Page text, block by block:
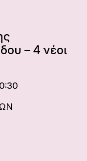
– 4 νέοι